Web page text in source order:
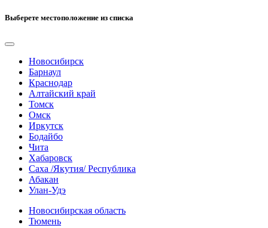
Выберете местоположение из списка
Новосибирск
Барнаул
Краснодар
Алтайский край
Томск
Омск
Иркутск
Бодайбо
Чита
Хабаровск
Саха /Якутия/ Республика
Абакан
Улан-Удэ
Новосибирская область
Тюмень